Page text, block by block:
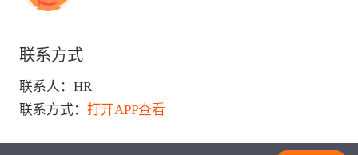
联系方式
联系人： HR
联系方式： 打开APP查看